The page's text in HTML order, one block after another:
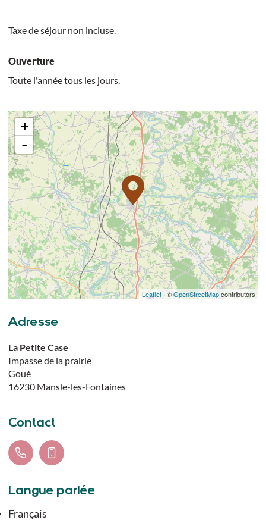
Taxe de séjour non incluse.
Ouverture
Toute l'année tous les jours.
+
-
Leaflet| ©OpenStreetMapcontributors
Adresse
La Petite Case
Impasse de la prairie
Goué
16230 Mansle-les-Fontaines
Contact
Langue parlée
Français